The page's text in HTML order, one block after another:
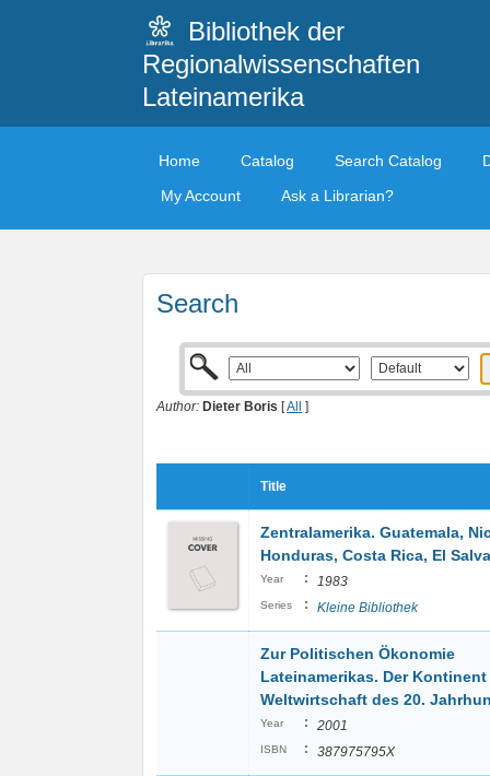
Bibliothek der
Regionalwissenschaften
Lateinamerika
Home Catalog Search Catalog
My Account
Ask a Librarian?
Search
Author: Dieter Boris [All ]
Title
Zentralamerika. Guatemala,
Honduras, Costa Rica, El
Year : 1983
Series : Kleine Bibliothek
Zur Politischen Ökonomie
Lateinamerikas. Der
Weltwirtschaft des 20.
Year : 2001
ISBN : 387975795X